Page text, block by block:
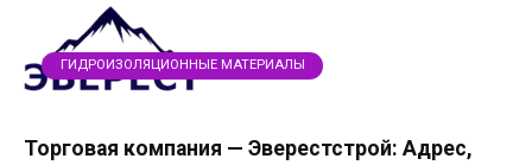
ГИДРОИЗОЛЯЦИОННЫЕ МАТЕРИАЛЫ
Торговая компания — Эверестстрой: Адрес,